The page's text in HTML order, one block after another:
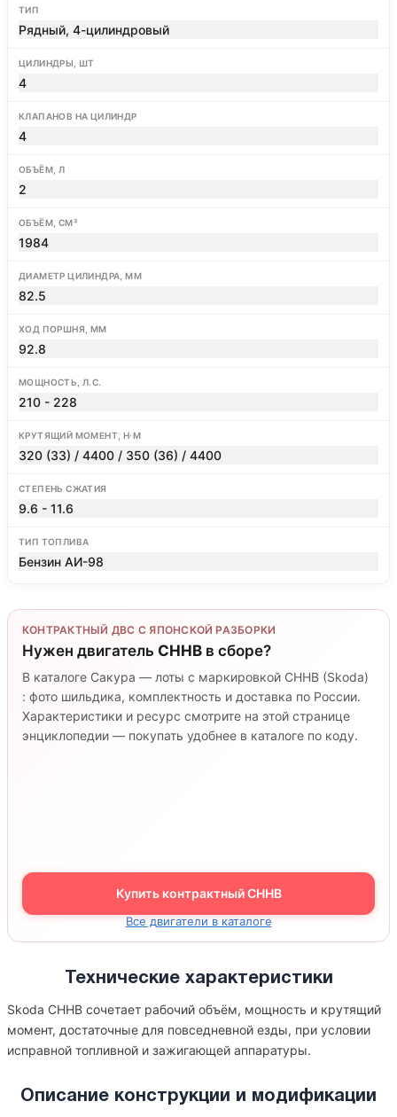
ТИП
Рядный, 4-цилиндровый
ЦИЛИНДРЫ, ШТ
4
КЛАПАНОВ НА ЦИЛИНДР
4
ОБЪЁМ, Л
2
ОБЪЁМ, СМ³
1984
ДИАМЕТР ЦИЛИНДРА, ММ
82.5
ХОД ПОРШНЯ, ММ
92.8
МОЩНОСТЬ, Л.С.
210 - 228
КРУТЯЩИЙ МОМЕНТ, Н·М
320 (33) / 4400 / 350 (36) / 4400
СТЕПЕНЬ СЖАТИЯ
9.6 - 11.6
ТИП ТОПЛИВА
Бензин АИ-98
КОНТРАКТНЫЙ ДВС С ЯПОНСКОЙ РАЗБОРКИ
Нужен двигатель CHHB в сборе?
В каталоге Сакура — лоты с маркировкой CHHB (Skoda)
: фото шильдика, комплектность и доставка по России.
Характеристики и ресурс смотрите на этой странице
энциклопедии — покупать удобнее в каталоге по коду.
Купить контрактный CHHB
Все двигатели в каталоге
Технические характеристики
Skoda CHHB сочетает рабочий объём, мощность и крутящий
момент, достаточные для повседневной езды, при условии
исправной топливной и зажигающей аппаратуры.
Описание конструкции и модификации